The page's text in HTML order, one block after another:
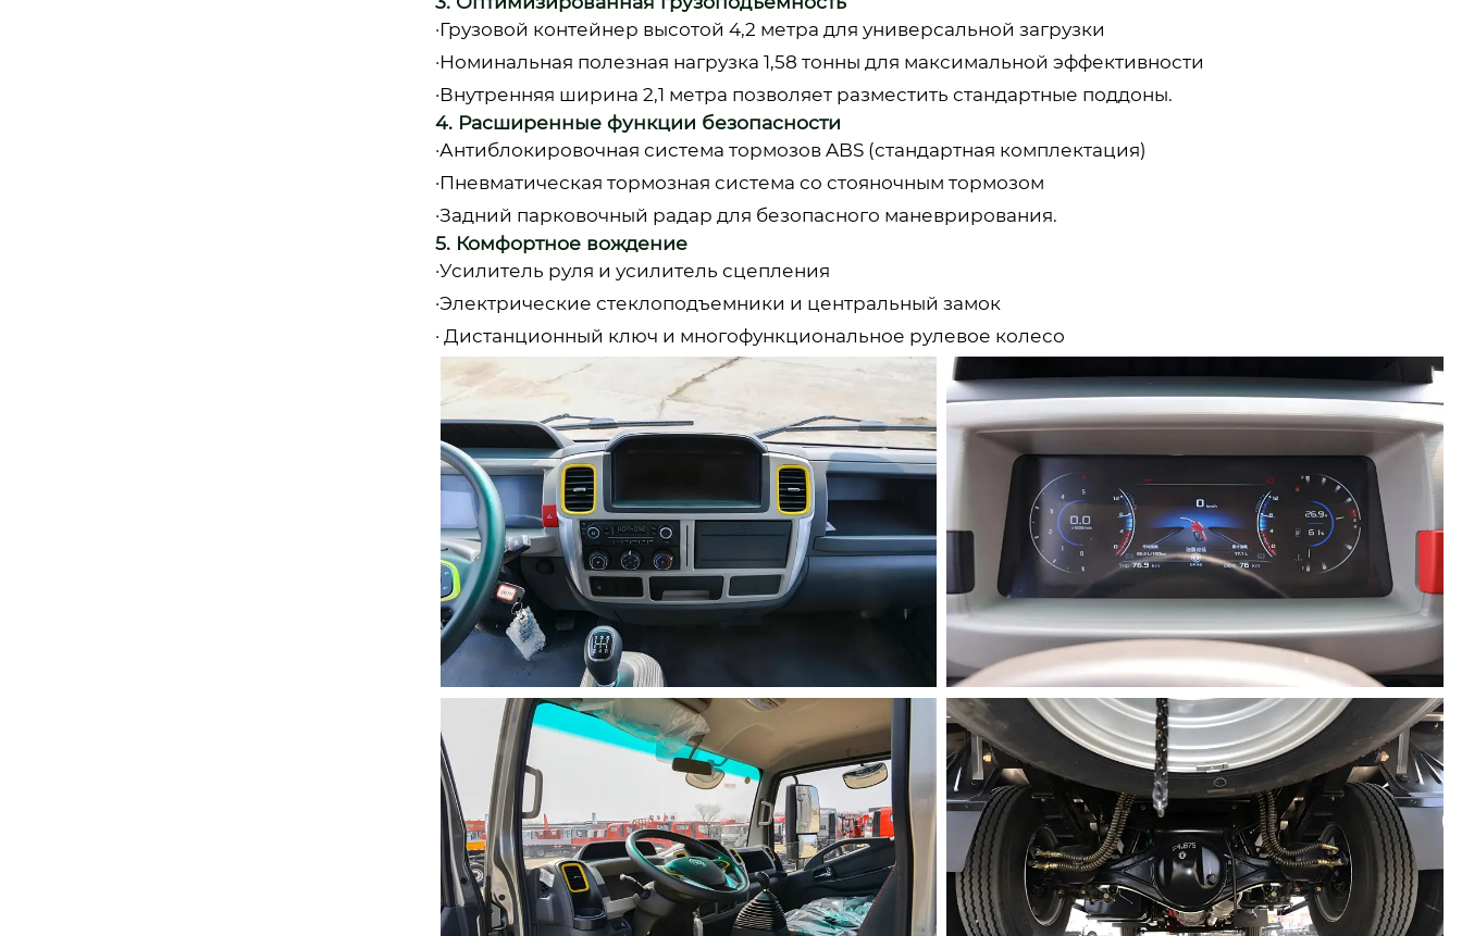
·Грузовой контейнер высотой 4,2 метра для универсальной загрузки
·Номинальная полезная нагрузка 1,58 тонны для максимальной эффективности
·Внутренняя ширина 2,1 метра позволяет разместить стандартные поддоны.
4. Расширенные функции безопасности
·Антиблокировочная система тормозов ABS (стандартная комплектация)
·Пневматическая тормозная система со стояночным тормозом
·Задний парковочный радар для безопасного маневрирования.
5. Комфортное вождение
·Усилитель руля и усилитель сцепления
·Электрические стеклоподъемники и центральный замок
· Дистанционный ключ и многофункциональное рулевое колесо